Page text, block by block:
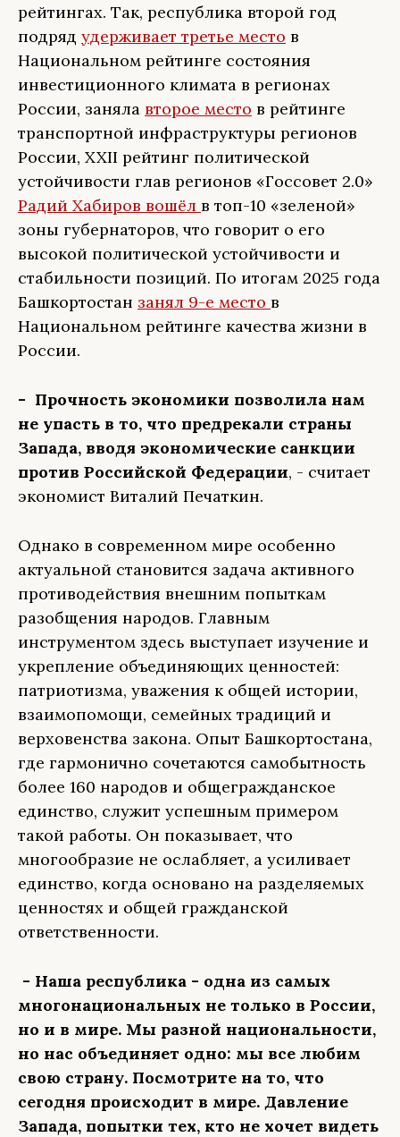
рейтингах. Так, республика второй год
подряд удерживает третье место в
Национальном рейтинге состояния
инвестиционного климата в регионах
России, заняла второе место в рейтинге
транспортной инфраструктуры регионов
России, XXII рейтинг политической
устойчивости глав регионов «Госсовет 2.0»
Радий Хабиров вошёл в топ-10 «зеленой»
зоны губернаторов, что говорит о его
высокой политической устойчивости и
стабильности позиций. По итогам 2025 года
Башкортостан занял 9-е место в
Национальном рейтинге качества жизни в
России.
- Прочность экономики позволила нам
не упасть в то, что предрекали страны
Запада, вводя экономические санкции
против Российской Федерации, - считает
экономист Виталий Печаткин.
Однако в современном мире особенно
актуальной становится задача активного
противодействия внешним попыткам
разобщения народов. Главным
инструментом здесь выступает изучение и
укрепление объединяющих ценностей:
патриотизма, уважения к общей истории,
взаимопомощи, семейных традиций и
верховенства закона. Опыт Башкортостана,
где гармонично сочетаются самобытность
более 160 народов и общегражданское
единство, служит успешным примером
такой работы. Он показывает, что
многообразие не ослабляет, а усиливает
единство, когда основано на разделяемых
ценностях и общей гражданской
ответственности.
- Наша республика - одна из самых
многонациональных не только в России,
но и в мире. Мы разной национальности,
но нас объединяет одно: мы все любим
свою страну. Посмотрите на то, что
сегодня происходит в мире. Давление
Запада, попытки тех, кто не хочет видеть